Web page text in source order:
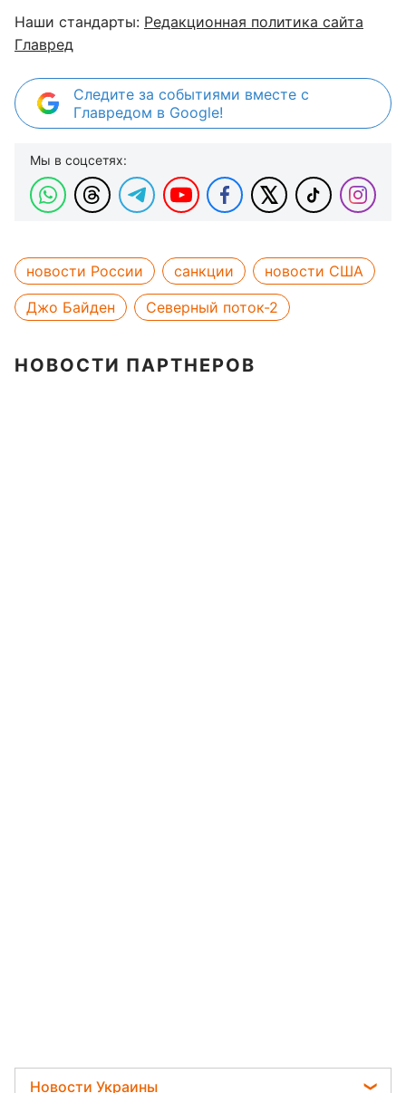
Наши стандарты: Редакционная политика сайта
Главред
Следите за событиями вместе с
Главредом в Google!
Мы в соцсетях:
новости России санкции
новости США
Джо Байден
Северный поток-2
НОВОСТИ ПАРТНЕРОВ
Новости Украины